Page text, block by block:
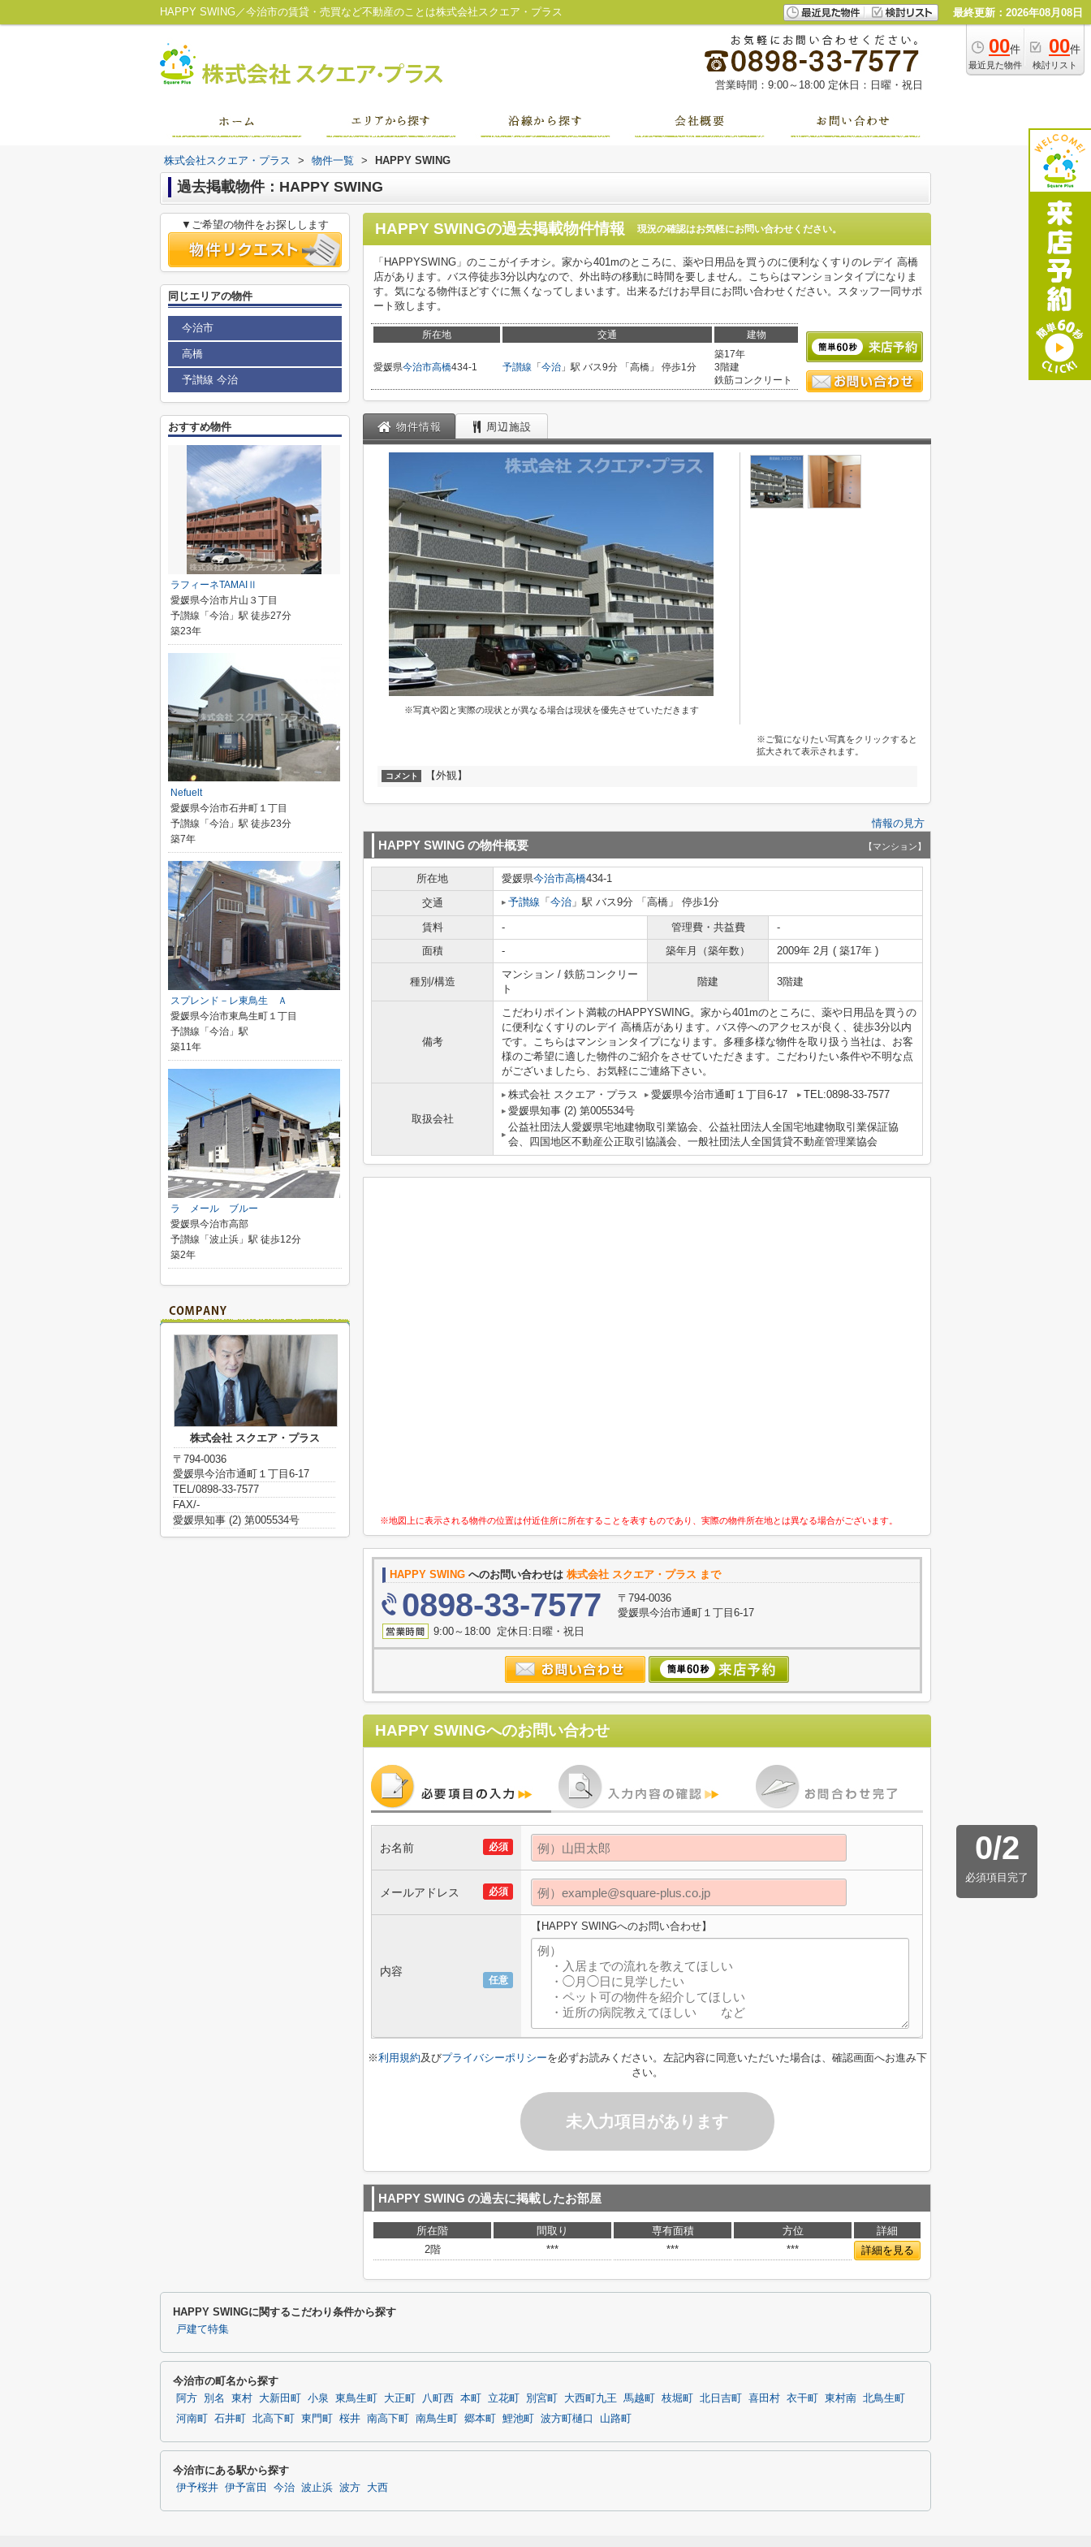
HAPPY SWING／今治市の賃貸・売買など不動産のことは株式会社スクエア・プラス 最終更新：2026年08月08日
00件
最近見た物件
00件
検討リスト
営業時間：9:00～18:00 定休日：日曜・祝日
株式会社スクエア・プラス > 物件一覧 > HAPPY SWING
過去掲載物件：HAPPY SWING
HAPPY SWINGの過去掲載物件情報 現況の確認はお気軽にお問い合わせください。
「HAPPYSWING」のここがイチオシ。家から401mのところに、薬や日用品を買うのに便利なくすりのレデイ 高橋
店があります。バス停徒歩3分以内なので、外出時の移動に時間を要しません。こちらはマンションタイプになりま
す。気になる物件ほどすぐに無くなってしまいます。出来るだけお早目にお問い合わせください。スタッフ一同サポ
ート致します。
所在地 交通 建物
愛媛県今治市高橋434-1 予讃線 「 今治 」駅 バス9分 「高橋」 停歩1分
築17年
3階建
鉄筋コンクリート
物件情報 周辺施設
※写真や図と実際の現状とが異なる場合は現状を優先させていただきます
※ご覧になりたい写真をクリックすると
拡大されて表示されます。
コメント 【外観】
情報の見方
HAPPY SWING の物件概要 【マンション】
所在地 愛媛県今治市高橋434-1
交通
予讃線 「 今治 」駅 バス9分 「高橋」 停歩1分
賃料 - 管理費・共益費
-
面積
- 築年月（築年数） 2009年 2月 ( 築17年 )
種別/構造
マンション / 鉄筋コンクリー
ト
階建 3階建
備考
こだわりポイント満載のHAPPYSWING。家から401mのところに、薬や日用品を買うの
に便利なくすりのレデイ 高橋店があります。バス停へのアクセスが良く、徒歩3分以内
です。こちらはマンションタイプになります。多種多様な物件を取り扱う当社は、お客
様のご希望に適した物件のご紹介をさせていただきます。こだわりたい条件や不明な点
がございましたら、お気軽にご連絡下さい。
取扱会社
株式会社 スクエア・プラス 愛媛県今治市通町１丁目6-17
TEL:0898-33-7577
愛媛県知事 (2) 第005534号
公益社団法人愛媛県宅地建物取引業協会、公益社団法人全国宅地建物取引業保証協
会、四国地区不動産公正取引協議会、一般社団法人全国賃貸不動産管理業協会
※地図上に表示される物件の位置は付近住所に所在することを表すものであり、実際の物件所在地とは異なる場合がございます。
HAPPY SWING へのお問い合わせは 株式会社 スクエア・プラス まで
0898-33-7577
〒794-0036
愛媛県今治市通町１丁目6-17
9:00～18:00 定休日:日曜・祝日
HAPPY SWINGへのお問い合わせ
0/2
必須項目完了
必須
お名前
必須
メールアドレス
任意
内容
【HAPPY SWINGへのお問い合わせ】
※利用規約及びプライバシーポリシーを必ずお読みください。左記内容に同意いただいた場合は、確認画面へお進み下
さい。
未入力項目があります
HAPPY SWING の過去に掲載したお部屋
所在階 間取り 専有面積 方位
詳細
2階
*** *** *** 詳細を見る
▼ご希望の物件をお探しします
同じエリアの物件
今治市
高橋
予讃線 今治
おすすめ物件
ラフィーネTAMAIⅡ
愛媛県今治市片山３丁目
予讃線「今治」駅 徒歩27分
築23年
Nefuelt
愛媛県今治市石井町１丁目
予讃線「今治」駅 徒歩23分
築7年
スプレンド－レ東鳥生 Ａ
愛媛県今治市東鳥生町１丁目
予讃線「今治」駅
築11年
ラ メール ブルー
愛媛県今治市高部
予讃線「波止浜」駅 徒歩12分
築2年
株式会社 スクエア・プラス
〒794-0036
愛媛県今治市通町１丁目6-17
TEL/0898-33-7577
FAX/-
愛媛県知事 (2) 第005534号
HAPPY SWINGに関するこだわり条件から探す
戸建て特集
今治市の町名から探す
阿方 別名 東村 大新田町 小泉 東鳥生町 大正町 八町西 本町 立花町 別宮町 大西町九王 馬越町 枝堀町 北日吉町 喜田村 衣干町 東村南 北鳥生町
河南町
石井町 北高下町 東門町 桜井 南高下町 南鳥生町 郷本町 鯉池町 波方町樋口 山路町
今治市にある駅から探す
伊予桜井 伊予富田 今治 波止浜 波方 大西